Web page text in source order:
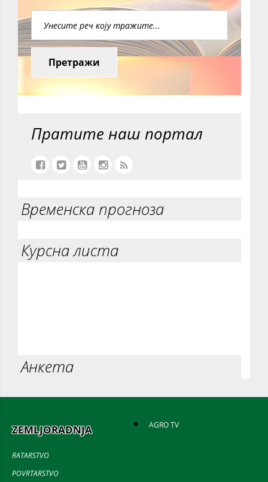
Претражи
Пратите наш портал
Временска прогноза
Курсна листа
Анкета
ZEMLJORADNJA
RATARSTVO
POVRTARSTVO
AGRO TV